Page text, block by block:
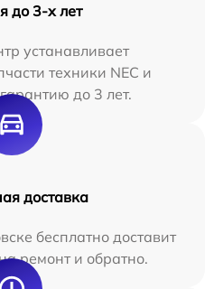
до 3-х лет
устанавливает
техники NEC и
до 3 лет.
доставка
бесплатно доставит
ремонт и обратно.